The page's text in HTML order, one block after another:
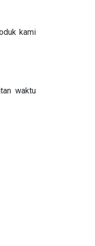
kami
waktu